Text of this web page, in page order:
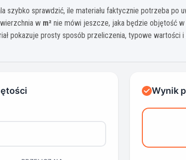
szybko sprawdzić, ile materiału faktycznie potrzeba po
w m² nie mówi jeszcze, jaka będzie objętość w
pokazuje prosty sposób przeliczenia, typowe
Wynik